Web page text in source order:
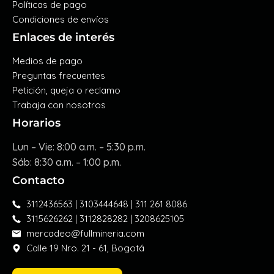
Políticas de pago
Condiciones de envíos
Enlaces de interés
Medios de pago
Preguntas frecuentes
Petición, queja o reclamo
Trabaja con nosotros
Horarios
Lun – Vie: 8:00 a.m. – 5:30 p.m.
Sáb: 8:30 a.m. – 1:00 p.m.
Contacto
3112436563 | 3103444648 | 311 261 8086
3115626262 | 3112828282 | 3208625105
mercadeo@fullmineria.com
Calle 19 Nro. 21 - 61, Bogotá